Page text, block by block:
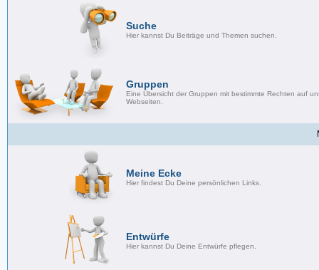
Suche
Hier kannst Du Beiträge und Themen suchen.
Gruppen
Eine Übersicht der Gruppen mit bestimmte Rechten auf
Webseiten.
Meine Ecke
Hier findest Du Deine persönlichen Links.
Entwürfe
Hier kannst Du Deine Entwürfe pflegen.